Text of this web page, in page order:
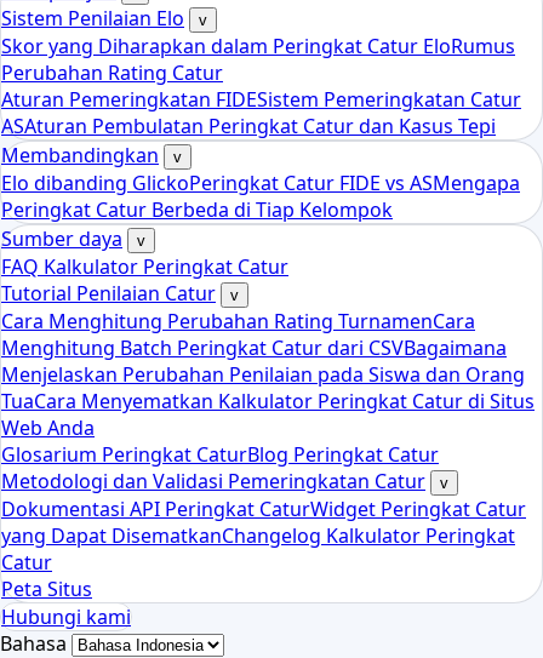
Sistem Penilaian Elo v
Skor yang Diharapkan dalam Peringkat Catur EloRumus
Perubahan Rating Catur
Aturan Pemeringkatan FIDESistem Pemeringkatan Catur
ASAturan Pembulatan Peringkat Catur dan Kasus Tepi
Membandingkan
v
Elo dibanding GlickoPeringkat Catur FIDE vs ASMengapa
Peringkat Catur Berbeda di Tiap Kelompok
Sumber daya
v
FAQ Kalkulator Peringkat Catur
Tutorial Penilaian Catur
v
Cara Menghitung Perubahan Rating TurnamenCara
Menghitung Batch Peringkat Catur dari CSVBagaimana
Menjelaskan Perubahan Penilaian pada Siswa dan Orang
TuaCara Menyematkan Kalkulator Peringkat Catur di Situs
Web Anda
Glosarium Peringkat CaturBlog Peringkat Catur
Metodologi dan Validasi Pemeringkatan Catur
v
Dokumentasi API Peringkat CaturWidget Peringkat Catur
yang Dapat DisematkanChangelog Kalkulator Peringkat
Catur
Peta Situs
Hubungi kami
Bahasa